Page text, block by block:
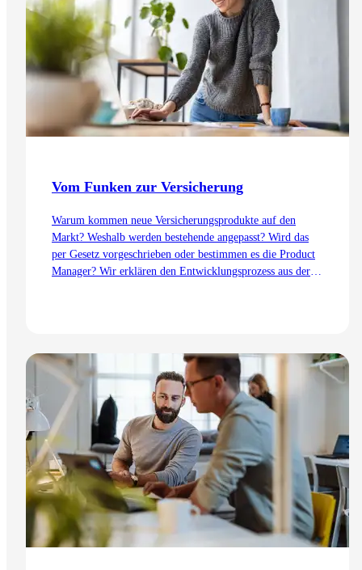
Vom Funken zur Versicherung
Warum kommen neue Versicherungsprodukte auf den
Markt? Weshalb werden bestehende angepasst? Wird das
per Gesetz vorgeschrieben oder bestimmen es die Product
Manager? Wir erklären den Entwicklungsprozess aus der
Zum Artikel